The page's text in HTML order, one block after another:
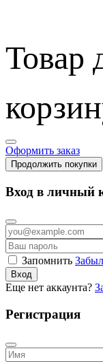
Товар
Оформить заказ
Продолжить покупки
Вход в личный
Запомнить
Вход
Еще нет аккаунта?
Регистрация